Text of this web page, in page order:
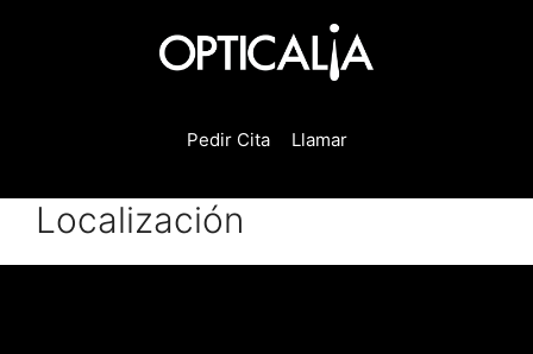
Pedir Cita Llamar
Localización